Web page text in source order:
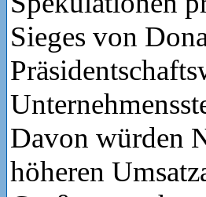
Sieges von
Davon würden
höheren